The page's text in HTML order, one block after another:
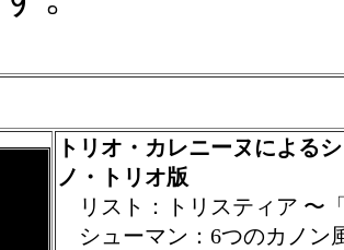
トリオ・カレニーヌによる
ノ・トリオ版
リスト：トリスティア 〜
シューマン：6つのカノン